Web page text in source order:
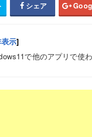
シェア
示]
で他のアプリで使